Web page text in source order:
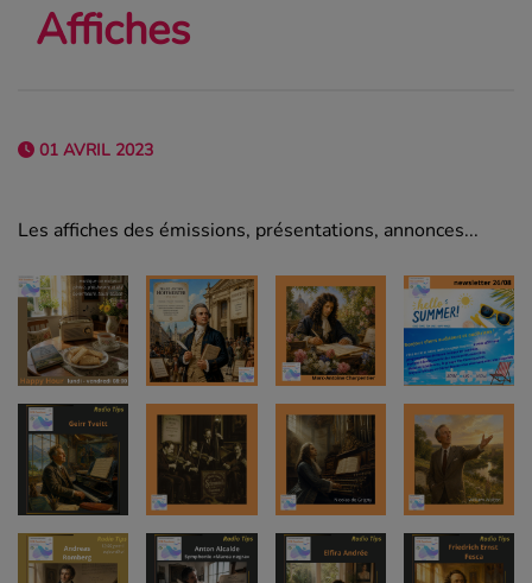
Affiches
01 AVRIL 2023
Les affiches des émissions, présentations, annonces...